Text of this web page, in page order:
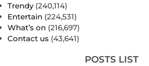
Trendy (240,114)
Entertain (224,531)
What’s on (216,697)
Contact us (43,641)
POSTS LIST